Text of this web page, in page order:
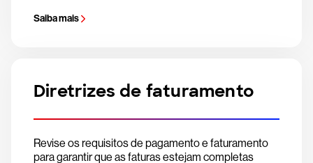
Saiba mais
Diretrizes de faturamento
Revise os requisitos de pagamento e faturamento
para garantir que as faturas estejam completas